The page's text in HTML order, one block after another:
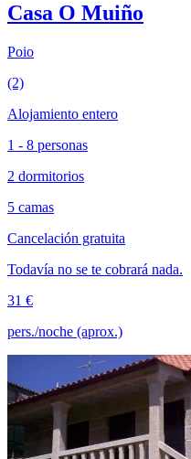
Casa O Muiño
Poio
(2)
Alojamiento entero
1 - 8 personas
2 dormitorios
5 camas
Cancelación gratuita
Todavía no se te cobrará nada.
31 €
pers./noche (aprox.)